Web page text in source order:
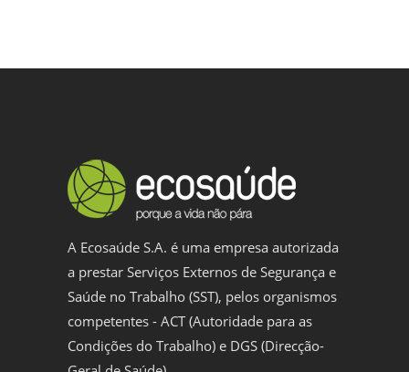
A Ecosaúde S.A. é uma empresa autorizada
a prestar Serviços Externos de Segurança e
Saúde no Trabalho (SST), pelos organismos
competentes - ACT (Autoridade para as
Condições do Trabalho) e DGS (Direcção-